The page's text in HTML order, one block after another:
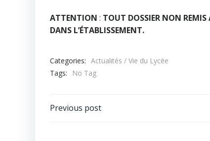
ATTENTION : TOUT DOSSIER NON REMIS
DANS L’ÉTABLISSEMENT.
Categories: Actualités / Vie du Lycée
Tags:
No Tag
Navigation
Previous post